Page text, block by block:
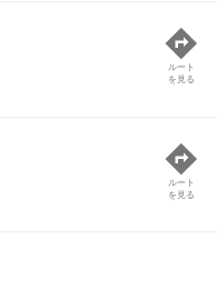
ルート
を見る
ルート
を見る